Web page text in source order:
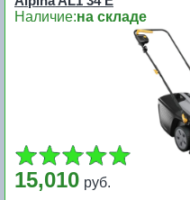
Наличие:на складе
15,010 руб.